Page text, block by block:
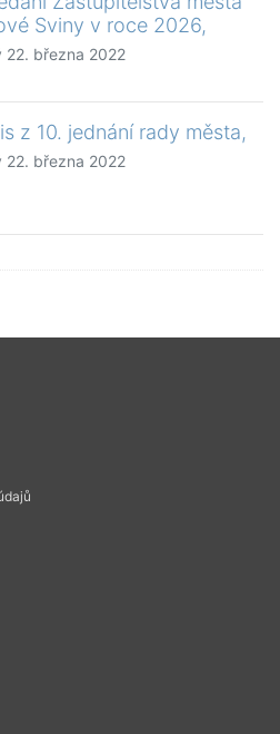
Sviny v roce 2026,
22. března 2022
z 10. jednání rady města,
22. března 2022